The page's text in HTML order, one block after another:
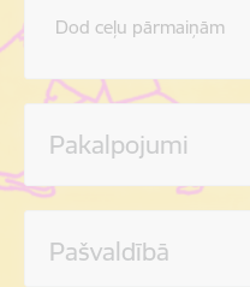
Dod ceļu pārmaiņām
Pakalpojumi
Pašvaldībā